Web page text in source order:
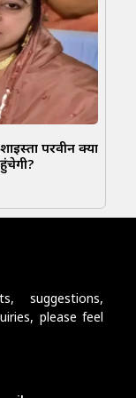
परवीन क्या
suggestions,
please feel